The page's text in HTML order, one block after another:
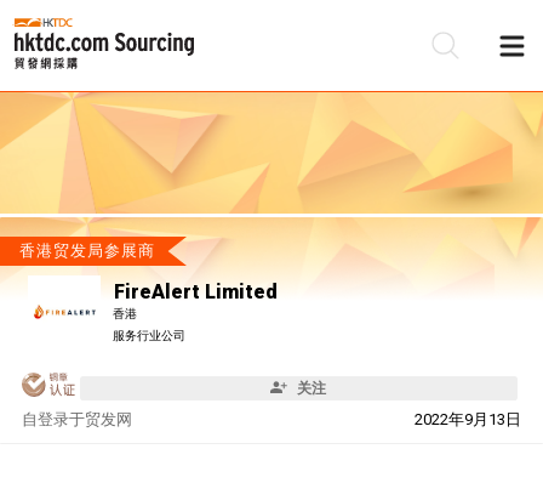
香港贸发局参展商
FireAlert Limited
香港
服务行业公司
关注
自 2022年9月13日
登录于贸发网